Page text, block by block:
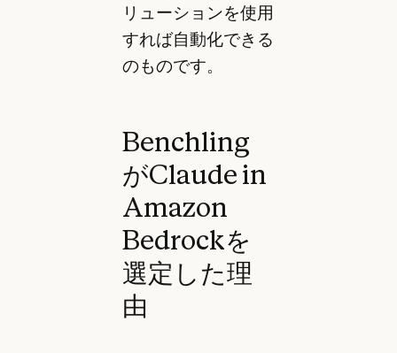
リューションを使用
すれば自動化できる
のものです。
Benchling
がClaude in
Amazon
Bedrockを
選定した理
由